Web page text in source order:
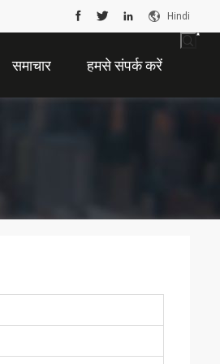
Hindi
समाचार हमसे संपर्क करें